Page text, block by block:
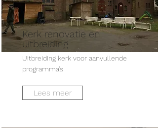
Kerk renovatie en
uitbreiding
Uitbreiding kerk voor aanvullende
programma's
Lees meer